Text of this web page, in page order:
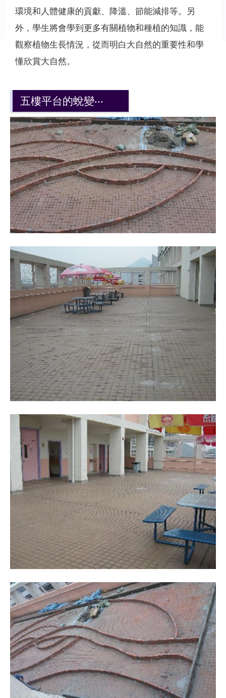
環境和人體健康的貢獻、降溫、節能減排等。另
外，學生將會學到更多有關植物和種植的知識，能
觀察植物生長情況，從而明白大自然的重要性和學
懂欣賞大自然。
五樓平台的蛻變‧‧‧